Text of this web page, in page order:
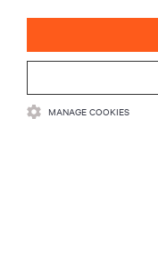
MANAGE COOKIES